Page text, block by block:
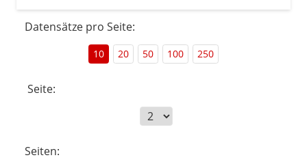
Datensätze pro Seite:
10 20 50 100 250
Seite:
Seiten: